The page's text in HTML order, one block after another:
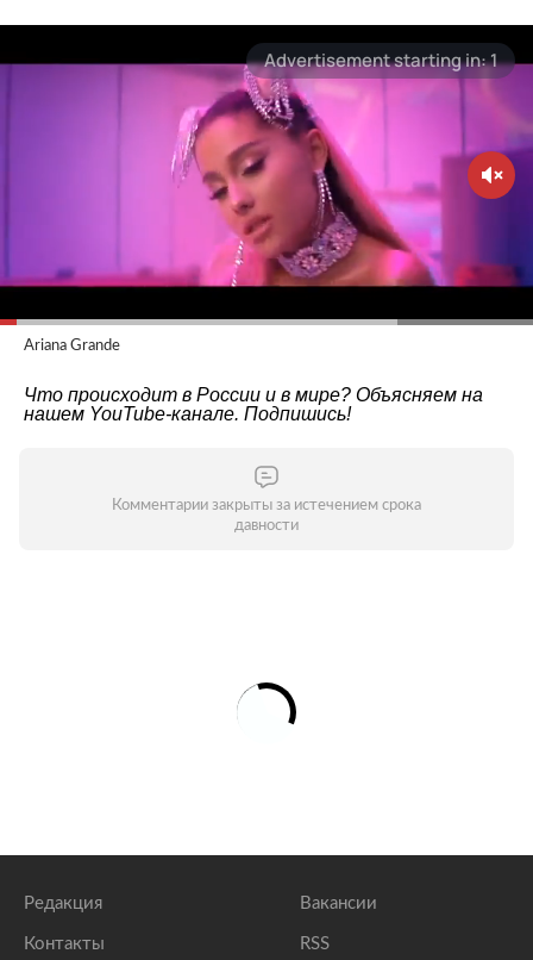
Ariana Grande
Что происходит в России и в мире? Объясняем на
нашем YouTube-канале. Подпишись!
Комментарии закрыты за истечением срока
давности
Редакция
Контакты
Вакансии
RSS